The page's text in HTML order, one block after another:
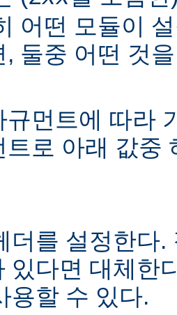
어떤 모듈이
, 둘중 어떤 것
규먼트에 따라
트로 아래 값중
더를 설정한다.
있다면 대체한
용할 수 있다.